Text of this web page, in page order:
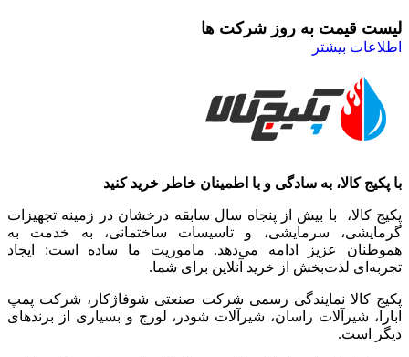
لیست قیمت به روز شرکت ها
اطلاعات بیشتر
با پکیج کالا، به سادگی و با اطمینان خاطر خرید کنید
پکیج کالا، با بیش از پنجاه سال سابقه درخشان در زمینه تجهیزات
گرمایشی، سرمایشی، و تاسیسات ساختمانی، به خدمت به
هموطنان عزیز ادامه می‌دهد. ماموریت ما ساده است: ایجاد
تجربه‌ای لذت‌بخش از خرید آنلاین برای شما.
پکیج کالا نمایندگی رسمی شرکت صنعتی شوفاژکار، شرکت پمپ
ابارا، شیرآلات راسان، شیرآلات شودر، لورچ و بسیاری از برندهای
دیگر است.